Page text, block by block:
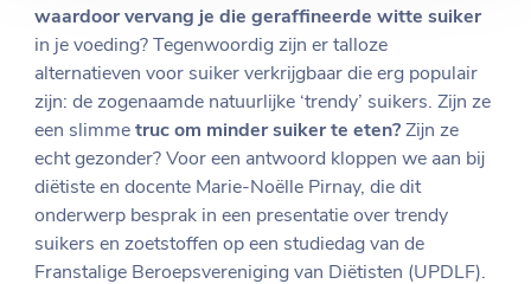
waardoor vervang je die geraffineerde witte suiker
in je voeding? Tegenwoordig zijn er talloze
alternatieven voor suiker verkrijgbaar die erg populair
zijn: de zogenaamde natuurlijke ‘trendy’ suikers. Zijn ze
een slimmetruc om minder suiker te eten? Zijn ze
echt gezonder? Voor een antwoord kloppen we aan bij
diëtiste en docente Marie-Noëlle Pirnay, die dit
onderwerp besprak in een presentatie over trendy
suikers en zoetstoffen op een studiedag van de
Franstalige Beroepsvereniging van Diëtisten (UPDLF).